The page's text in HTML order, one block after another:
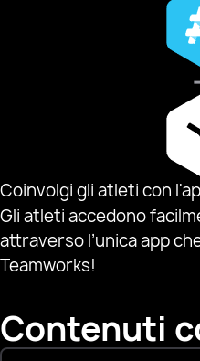
Coinvolgi gli atleti con
Gli atleti accedono
attraverso l’unica app
Teamworks!
Contenuti